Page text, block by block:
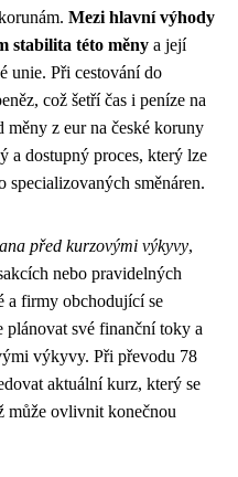
Mezi hlavní výhody
stabilita této měny a její
unie. Při cestování do
což šetří čas i peníze na
měny z eur na české koruny
a dostupný proces, který lze
specializovaných směnáren.
před kurzovými výkyvy,
nebo pravidelných
a firmy obchodující se
plánovat své finanční toky a
výkyvy. Při převodu 78
aktuální kurz, který se
může ovlivnit konečnou